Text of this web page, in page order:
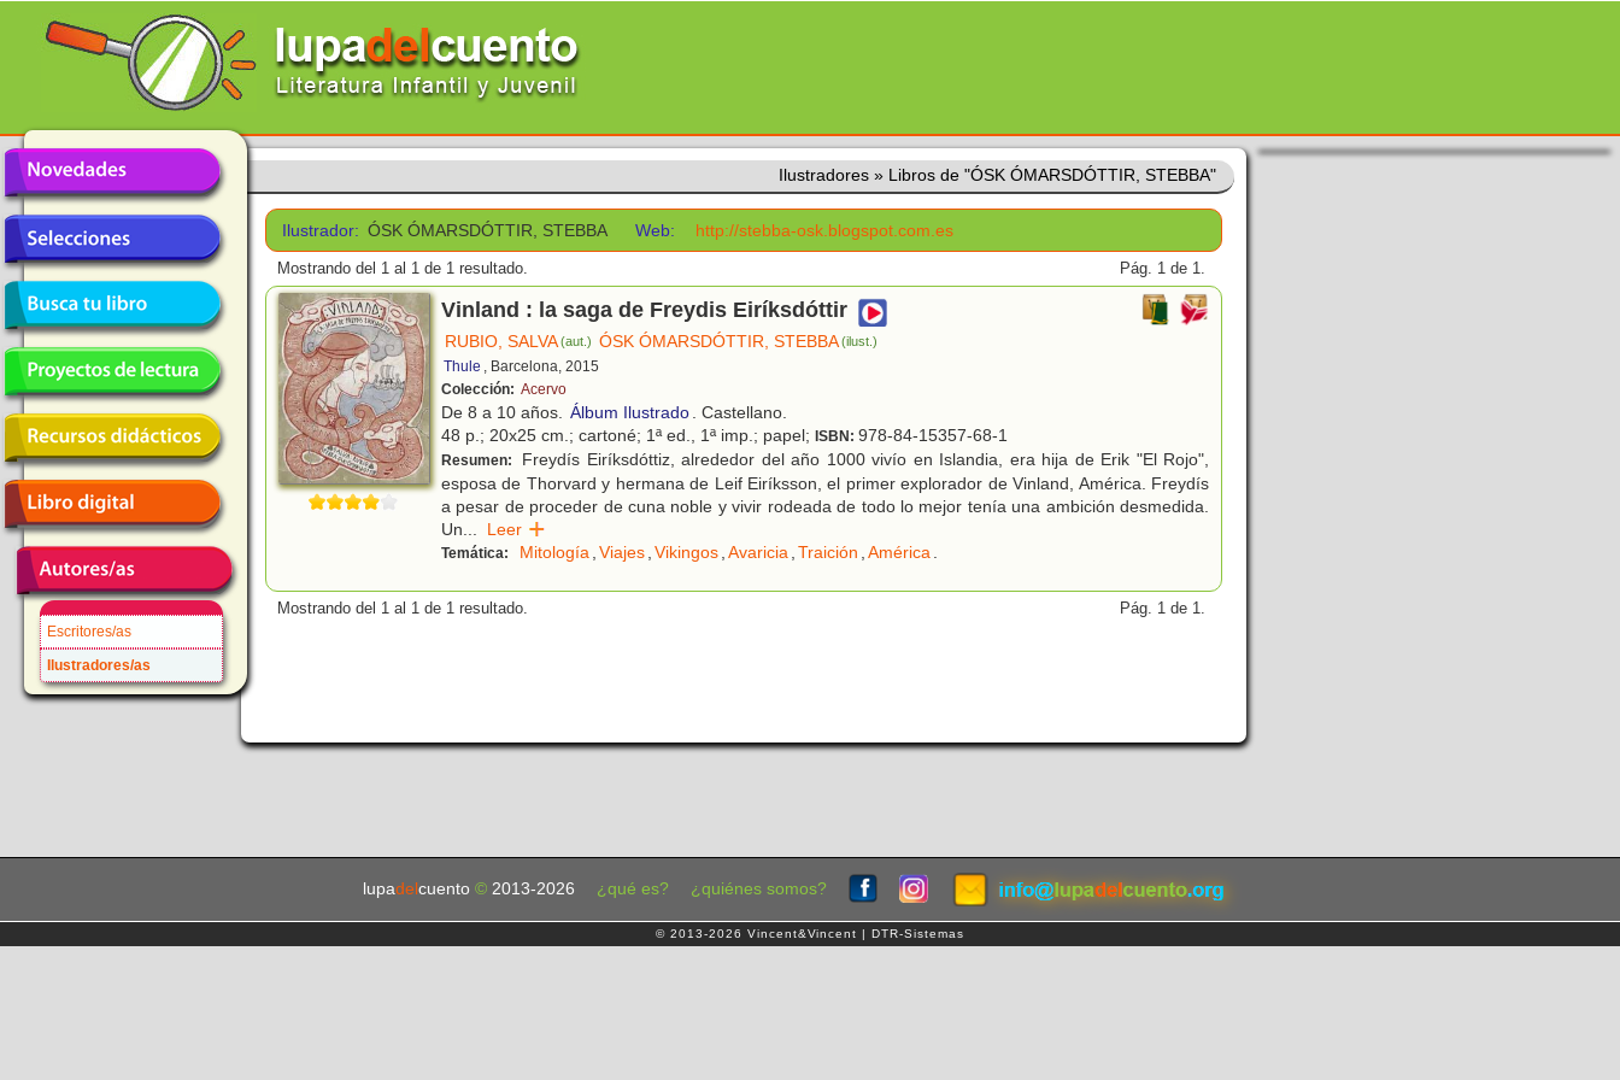
Escritores/as
Ilustradores/as
Ilustradores » Libros de "ÓSK ÓMARSDÓTTIR, STEBBA"
Ilustrador: ÓSK ÓMARSDÓTTIR, STEBBA Web: http://stebba-osk.blogspot.com.es
Mostrando del 1 al 1 de 1 resultado. Pág. 1 de 1.
Vinland : la saga de Freydis Eiríksdóttir
RUBIO, SALVA(aut.) ÓSK ÓMARSDÓTTIR, STEBBA(ilust.)
Thule , Barcelona, 2015
Colección: Acervo
De 8 a 10 años. Álbum Ilustrado. Castellano.
48 p.; 20x25 cm.; cartoné; 1ª ed., 1ª imp.; papel; ISBN: 978-84-15357-68-1
Resumen:
Freydís Eiríksdóttiz, alrededor del año 1000 vivío en Islandia, era hija de Erik "El Rojo",
esposa de Thorvard y hermana de Leif Eiríksson, el primer explorador de Vinland, América. Freydís
a pesar de proceder de cuna noble y vivir rodeada de todo lo mejor tenía una ambición desmedida.
Un... Leer
Temática: Mitología,Viajes,Vikingos,Avaricia,Traición ,América.
Mostrando del 1 al 1 de 1 resultado. Pág. 1 de 1.
lupadel cuento © 2013-2026 ¿qué es? ¿quiénes somos?
© 2013-2026 Vincent&Vincent | DTR-Sistemas